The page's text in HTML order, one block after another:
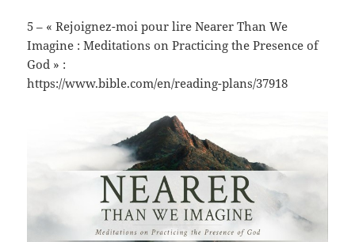
5 – « Rejoignez-moi pour lire Nearer Than We
Imagine : Meditations on Practicing the Presence of
God » :
https://www.bible.com/en/reading-plans/37918